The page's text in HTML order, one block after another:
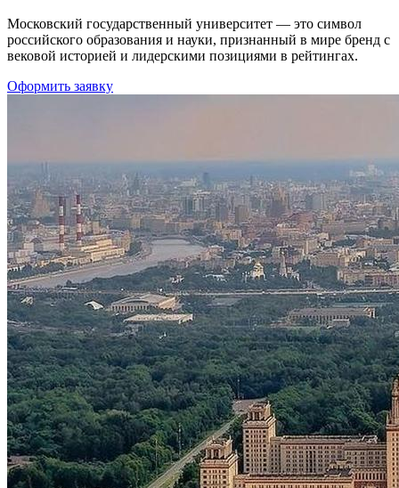
Московский государственный университет — это символ
российского образования и науки, признанный в мире бренд с
вековой историей и лидерскими позициями в рейтингах.
Оформить заявку